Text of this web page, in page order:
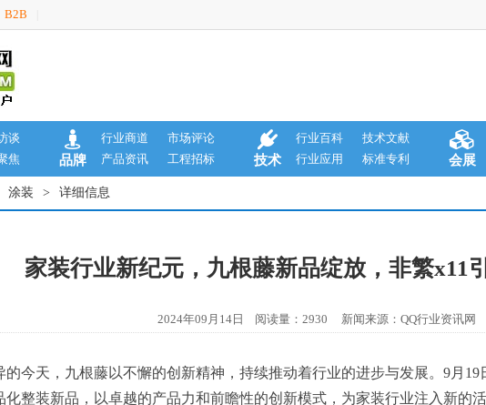
B2B
谈
焦 品牌
行业商道
市场评论
产品资讯
工程招标 技术
行业百科
技术文献
行业应用
标准专利 会展
涂装 > 详细信息
家装行业新纪元，九根藤新品绽放，非繁x11
2024年09月14日 阅读量：2930 新闻来源：QQ行业资讯网
的今天，九根藤以不懈的创新精神，持续推动着行业的进步与发展。9月
整装新品，以卓越的产品力和前瞻性的创新模式，为家装行业注入新的